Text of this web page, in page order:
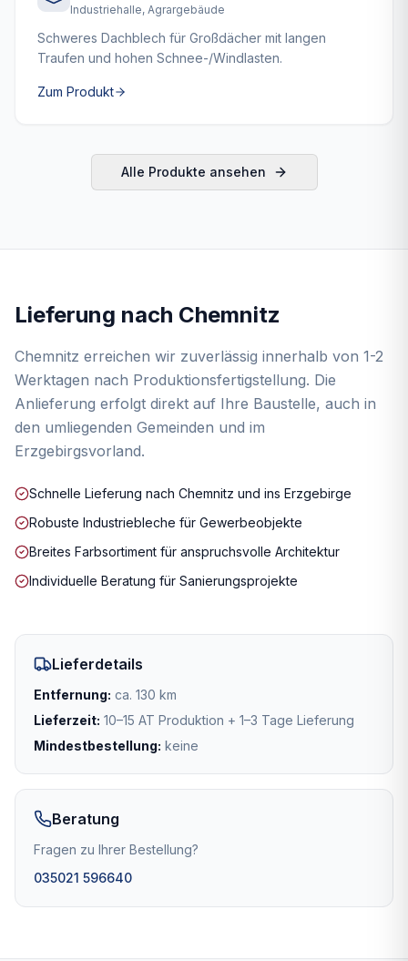
Industriehalle, Agrargebäude
Schweres Dachblech für Großdächer mit langen
Traufen und hohen Schnee-/Windlasten.
Zum Produkt
Alle Produkte ansehen
Lieferung nach Chemnitz
Chemnitz erreichen wir zuverlässig innerhalb von 1-2
Werktagen nach Produktionsfertigstellung. Die
Anlieferung erfolgt direkt auf Ihre Baustelle, auch in
den umliegenden Gemeinden und im
Erzgebirgsvorland.
Schnelle Lieferung nach Chemnitz und ins Erzgebirge
Robuste Industriebleche für Gewerbeobjekte
Breites Farbsortiment für anspruchsvolle Architektur
Individuelle Beratung für Sanierungsprojekte
Lieferdetails
Entfernung: ca. 130 km
Lieferzeit: 10–15 AT Produktion + 1–3 Tage Lieferung
Mindestbestellung: keine
Beratung
Fragen zu Ihrer Bestellung?
035021 596640